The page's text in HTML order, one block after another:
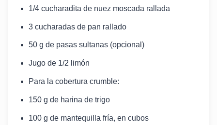
1/4 cucharadita de nuez moscada rallada
3 cucharadas de pan rallado
50 g de pasas sultanas (opcional)
Jugo de 1/2 limón
Para la cobertura crumble:
150 g de harina de trigo
100 g de mantequilla fría, en cubos